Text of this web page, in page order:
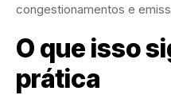
congestionamentos e
O que isso
prática